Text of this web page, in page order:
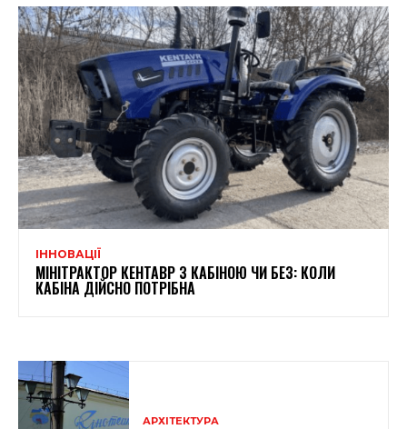
ІННОВАЦІЇ
МІНІТРАКТОР КЕНТАВР З КАБІНОЮ ЧИ БЕЗ: КОЛИ
КАБІНА ДІЙСНО ПОТРІБНА
АРХІТЕКТУРА